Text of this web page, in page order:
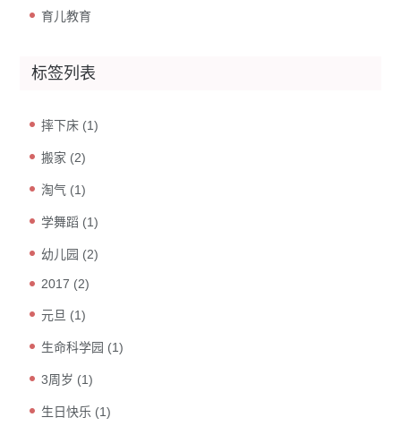
育儿教育
标签列表
摔下床 (1)
搬家 (2)
淘气 (1)
学舞蹈 (1)
幼儿园 (2)
2017 (2)
元旦 (1)
生命科学园 (1)
3周岁 (1)
生日快乐 (1)